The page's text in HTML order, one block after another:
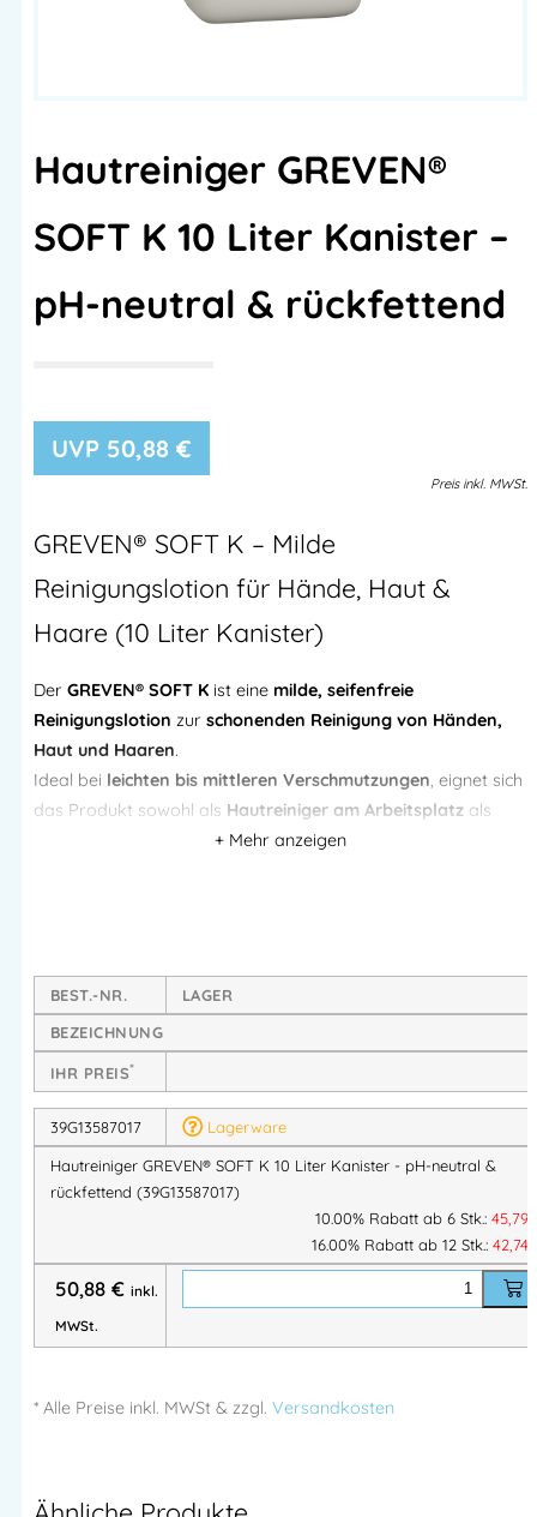
Hautreiniger GREVEN®
SOFT K 10 Liter Kanister –
pH-neutral & rückfettend
50,88 €
Preis inkl. MWSt.
GREVEN® SOFT K – Milde
Reinigungslotion für Hände, Haut &
Haare (10 Liter Kanister)
Der GREVEN® SOFT K ist eine milde, seifenfreie
Reinigungslotion zur schonenden Reinigung von Händen,
Haut und Haaren.
Ideal bei leichten bis mittleren Verschmutzungen, eignet sich
das Produkt sowohl als Hautreiniger am Arbeitsplatz als
für den täglichen Gebrauch.
besonders hautfreundlich.
Pflegende Inhaltsstoffewie
Hydrolyzed Rice Protein
feuchtigkeitsspendend und machen die Haut weich und das
Haar leicht kämmbar.
Produkteigenschaften:
Sanfte Reinigung für Hände, Haut & Haare
Ideal bei leichten bis mittleren Verschmutzungen
3-in-1 Anwendung:
Handreiniger, Körperwaschlotion
Mit hochwertigen Zuckertensiden (Coco-Glucoside)
Hautverträglichkeit
BEST.-NR.
LAGER
BEZEICHNUNG
IHR PREIS*
39G13587017
Lagerware
Hautreiniger GREVEN® SOFT K 10 Liter Kanister - pH-neutral &
rückfettend (39G13587017)
10.00% Rabatt ab 6 Stk.: 45,79
16.00% Rabatt ab 12 Stk.: 42,74
50,88 € inkl.
MWSt.
* Alle Preise inkl. MWSt & zzgl. Versandkosten